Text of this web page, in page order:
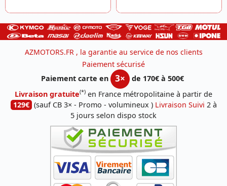
AZMOTORS.FR , la garantie au service de nos clients
Paiement sécurisé
Paiement carte en
3×
de 170€ à 500€
Livraison gratuite(*) en France métropolitaine à partir de
129€ (sauf CB 3× - Promo - volumineux ) Livraison Suivi 2 à
5 jours selon dispo stock